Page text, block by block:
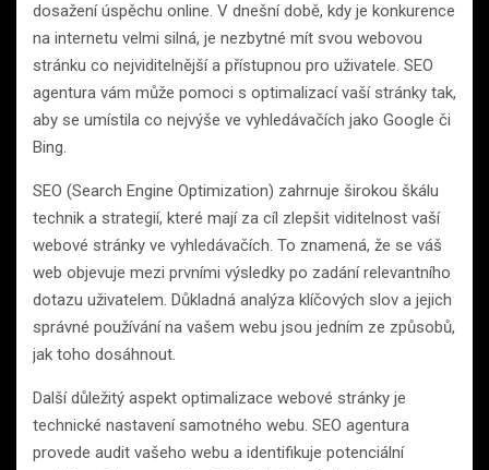
dosažení úspěchu online. V dnešní době, kdy je konkurence
na internetu velmi silná, je nezbytné mít svou webovou
stránku co nejviditelnější a přístupnou pro uživatele. SEO
agentura vám může pomoci s optimalizací vaší stránky tak,
aby se umístila co nejvýše ve vyhledávačích jako Google či
Bing.
SEO (Search Engine Optimization) zahrnuje širokou škálu
technik a strategií, které mají za cíl zlepšit viditelnost vaší
webové stránky ve vyhledávačích. To znamená, že se váš
web objevuje mezi prvními výsledky po zadání relevantního
dotazu uživatelem. Důkladná analýza klíčových slov a jejich
správné používání na vašem webu jsou jedním ze způsobů,
jak toho dosáhnout.
Další důležitý aspekt optimalizace webové stránky je
technické nastavení samotného webu. SEO agentura
provede audit vašeho webu a identifikuje potenciální